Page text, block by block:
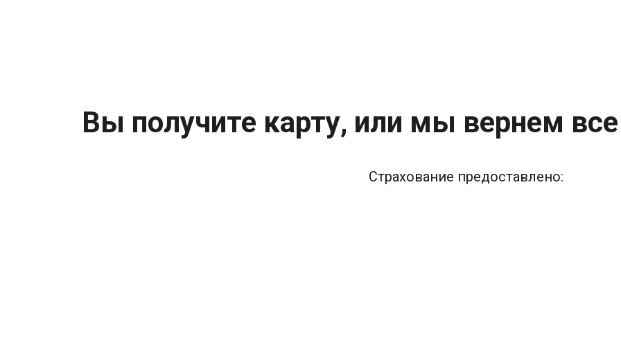
Вы получите карту, или мы вернем
Страхование предоставлено: